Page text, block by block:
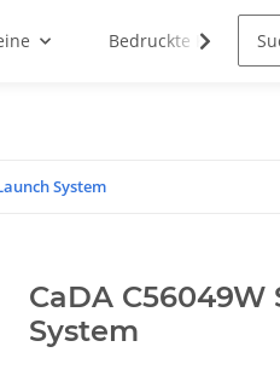
Bedruckte
System
CaDA C56049W
System